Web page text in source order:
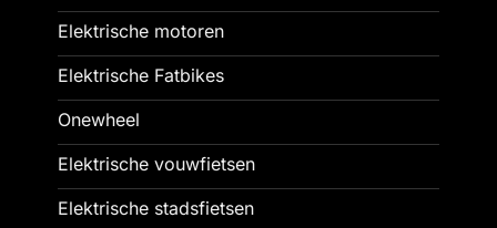
Elektrische motoren
Elektrische Fatbikes
Onewheel
Elektrische vouwfietsen
Elektrische stadsfietsen